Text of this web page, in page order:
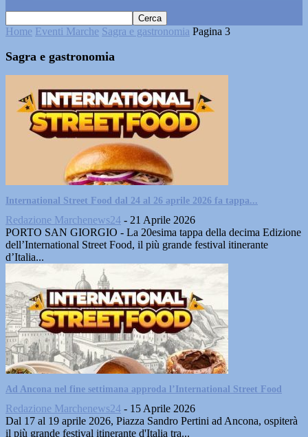
Home Eventi Marche Sagra e gastronomia Pagina 3
Sagra e gastronomia
International Street Food dal 24 al 26 aprile 2026 fa tappa...
Redazione Marchenews24 - 21 Aprile 2026
PORTO SAN GIORGIO - La 20esima tappa della decima Edizione
dell’International Street Food, il più grande festival itinerante
d’Italia...
Ad Ancona nel fine settimana approda l’International Street Food
Redazione Marchenews24 - 15 Aprile 2026
Dal 17 al 19 aprile 2026, Piazza Sandro Pertini ad Ancona, ospiterà
il più grande festival itinerante d'Italia tra...